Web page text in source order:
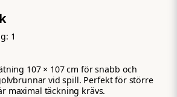
1
107 × 107 cm för snabb och
vid spill. Perfekt för större
maximal täckning krävs.